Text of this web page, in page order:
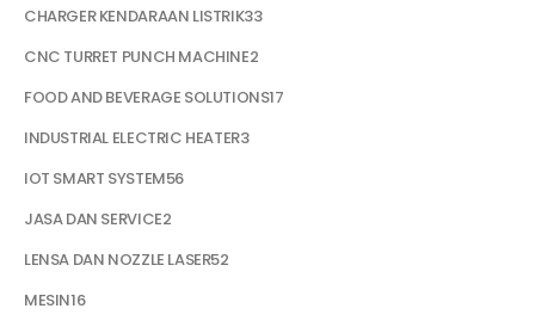
CHARGER KENDARAAN LISTRIK33
CNC TURRET PUNCH MACHINE2
FOOD AND BEVERAGE SOLUTIONS17
INDUSTRIAL ELECTRIC HEATER3
IOT SMART SYSTEM56
JASA DAN SERVICE2
LENSA DAN NOZZLE LASER52
MESIN16